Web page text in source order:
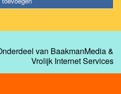
van BaakmanMedia&
Vrolijk Internet Services